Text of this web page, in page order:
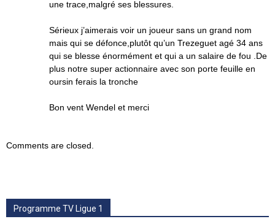
une trace,malgré ses blessures.
Sérieux j’aimerais voir un joueur sans un grand nom
mais qui se défonce,plutôt qu’un Trezeguet agé 34 ans
qui se blesse énormément et qui a un salaire de fou .De
plus notre super actionnaire avec son porte feuille en
oursin ferais la tronche
Bon vent Wendel et merci
Comments are closed.
Programme TV Ligue 1